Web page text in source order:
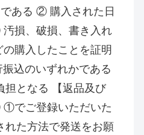
ある ② 購入された日
損、破損、書き入れ
購入したことを証明
込のいずれかである
担となる 【返品及び
でご登録いただいた
た方法で発送をお願